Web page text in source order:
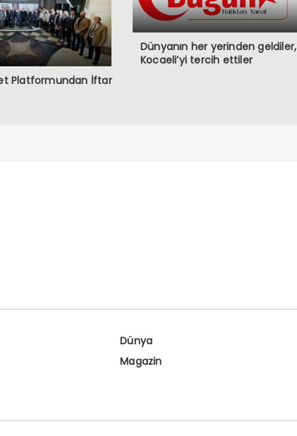
Platformundan İftar
Dünyanın her yerinden geldiler,
Kocaeli’yi tercih ettiler
Dünya
Magazin